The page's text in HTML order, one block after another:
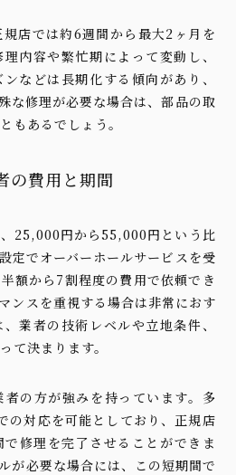
店では約6週間から最大2ヶ月を
内容や繁忙期によって変動し、
などは長期化する傾向があり、
な修理が必要な場合は、部品の取
もあるでしょう。
の費用と期間
25,000円から55,000円という比
定でオーバーホールサービスを受
額から7割程度の費用で依頼でき
ンスを重視する場合は非常におす
業者の技術レベルや立地条件、
て決まります。
の方が強みを持っています。多
の対応を可能としており、正規店
修理を完了させることができま
が必要な場合には、この短期間で